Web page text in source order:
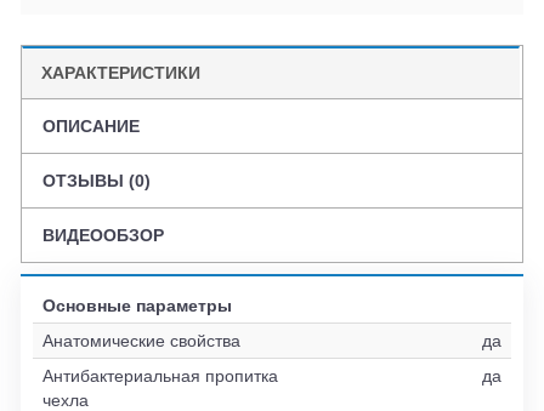
ХАРАКТЕРИСТИКИ
ОПИСАНИЕ
ОТЗЫВЫ (0)
ВИДЕООБЗОР
Основные параметры
Анатомические свойства
да
Антибактериальная пропитка
чехла
да